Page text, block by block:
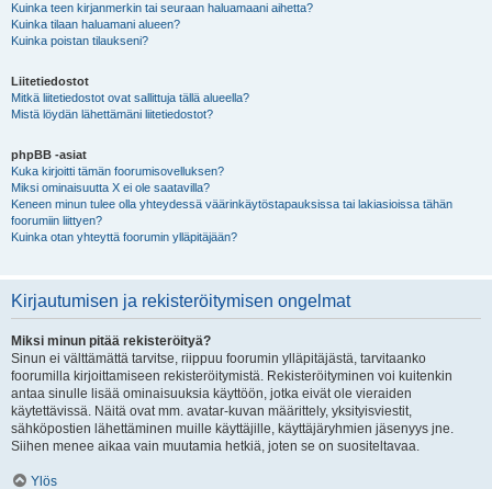
Kuinka teen kirjanmerkin tai seuraan haluamaani aihetta?
Kuinka tilaan haluamani alueen?
Kuinka poistan tilaukseni?
Liitetiedostot
Mitkä liitetiedostot ovat sallittuja tällä alueella?
Mistä löydän lähettämäni liitetiedostot?
phpBB -asiat
Kuka kirjoitti tämän foorumisovelluksen?
Miksi ominaisuutta X ei ole saatavilla?
Keneen minun tulee olla yhteydessä väärinkäytöstapauksissa tai lakiasioissa tähän
foorumiin liittyen?
Kuinka otan yhteyttä foorumin ylläpitäjään?
Kirjautumisen ja rekisteröitymisen ongelmat
Miksi minun pitää rekisteröityä?
Sinun ei välttämättä tarvitse, riippuu foorumin ylläpitäjästä, tarvitaanko
foorumilla kirjoittamiseen rekisteröitymistä. Rekisteröityminen voi kuitenkin
antaa sinulle lisää ominaisuuksia käyttöön, jotka eivät ole vieraiden
käytettävissä. Näitä ovat mm. avatar-kuvan määrittely, yksityisviestit,
sähköpostien lähettäminen muille käyttäjille, käyttäjäryhmien jäsenyys jne.
Siihen menee aikaa vain muutamia hetkiä, joten se on suositeltavaa.
Ylös